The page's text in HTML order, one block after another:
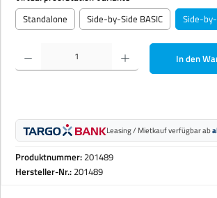
Standalone
Side-by-Side BASIC Side-
Produkt Anzahl: Gib den gewünschten Wert ein oder benutze die
In den
Leasing / Mietkauf verfügbar ab
Produktnummer:201489
Hersteller-Nr.:201489